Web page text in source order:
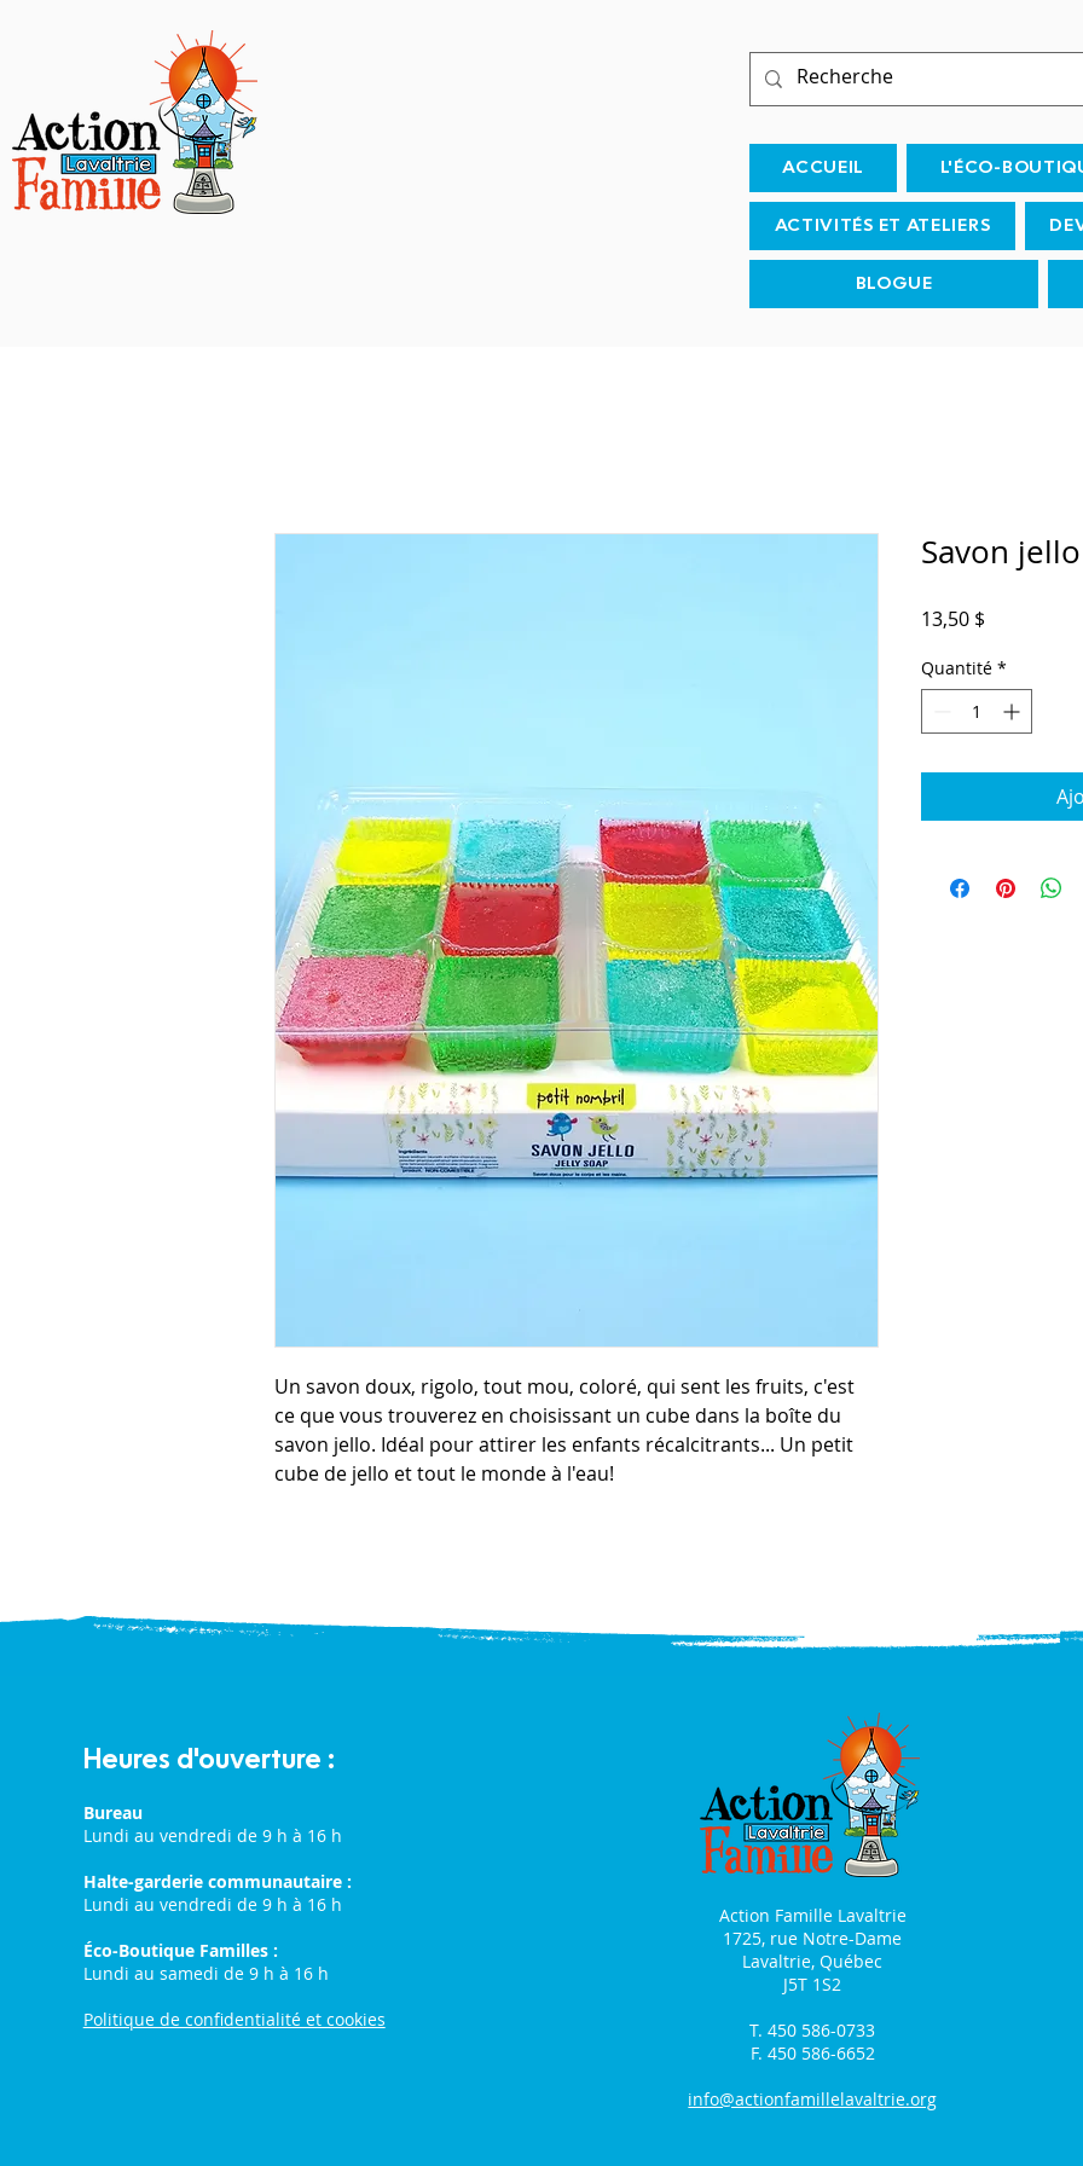
ACCUEIL L'ÉCO-
ACTIVITÉS ET ATELIERS
BLOGUE
Un savon doux, rigolo, tout mou, coloré, qui sent les fruits, c'est
ce que vous trouverez en choisissant un cube dans la boîte du
savon jello. Idéal pour attirer les enfants récalcitrants... Un petit
cube de jello et tout le monde à l'eau!
Savon jello
13,50 $
Quantité *
Heures d'ouverture :
Bureau
Lundi au vendredi de 9 h à 16 h
Halte-garderie communautaire :
Lundi au vendredi de 9 h à 16 h
Éco-Boutique Familles :
Lundi au samedi de 9 h à 16 h
Politique de confidentialité et cookies
Action Famille Lavaltrie
1725, rue Notre-Dame
Lavaltrie, Québec
J5T 1S2
T. 450 586-0733
F. 450 586-6652
info@actionfamillelavaltrie.org